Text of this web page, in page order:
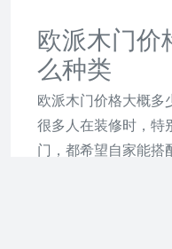
欧派木门价
么种类
欧派木门价格大概多
很多人在装修时，特
门，都希望自家能搭